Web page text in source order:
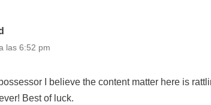
las 6:52 pm
I believe the content matter here is
Best of luck.